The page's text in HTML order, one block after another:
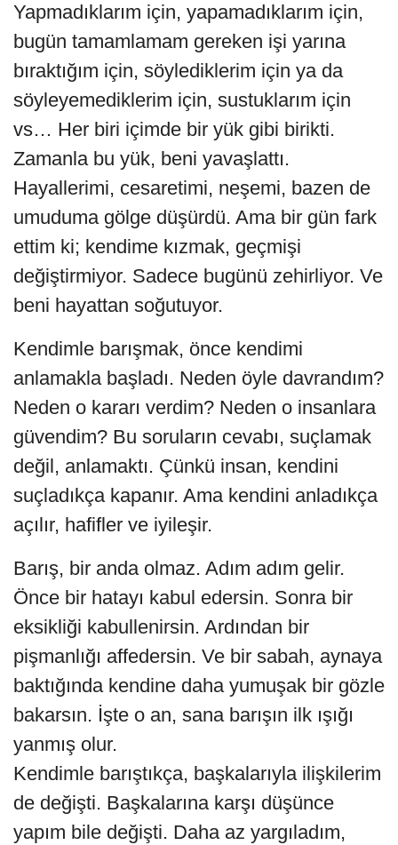
Yapmadıklarım için, yapamadıklarım için,
bugün tamamlamam gereken işi yarına
bıraktığım için, söylediklerim için ya da
söyleyemediklerim için, sustuklarım için
vs… Her biri içimde bir yük gibi birikti.
Zamanla bu yük, beni yavaşlattı.
Hayallerimi, cesaretimi, neşemi, bazen de
umuduma gölge düşürdü. Ama bir gün fark
ettim ki; kendime kızmak, geçmişi
değiştirmiyor. Sadece bugünü zehirliyor. Ve
beni hayattan soğutuyor.
Kendimle barışmak, önce kendimi
anlamakla başladı. Neden öyle davrandım?
Neden o kararı verdim? Neden o insanlara
güvendim? Bu soruların cevabı, suçlamak
değil, anlamaktı. Çünkü insan, kendini
suçladıkça kapanır. Ama kendini anladıkça
açılır, hafifler ve iyileşir.
Barış, bir anda olmaz. Adım adım gelir.
Önce bir hatayı kabul edersin. Sonra bir
eksikliği kabullenirsin. Ardından bir
pişmanlığı affedersin. Ve bir sabah, aynaya
baktığında kendine daha yumuşak bir gözle
bakarsın. İşte o an, sana barışın ilk ışığı
yanmış olur.
Kendimle barıştıkça, başkalarıyla ilişkilerim
de değişti. Başkalarına karşı düşünce
yapım bile değişti. Daha az yargıladım,